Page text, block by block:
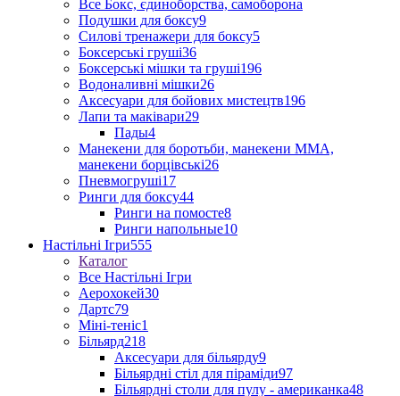
Все Бокс, єдиноборства, самоборона
Подушки для боксу9
Силові тренажери для боксу5
Боксерські груші36
Боксерські мішки та груші196
Водоналивні мішки26
Аксесуари для бойових мистецтв196
Лапи та маківари29
Пады4
Манекени для боротьби, манекени ММА,
манекени борцівські26
Пневмогруші17
Ринги для боксу44
Ринги на помосте8
Ринги напольные10
Настільні Ігри555
Каталог
Все Настільні Ігри
Аерохокей30
Дартс79
Міні-теніс1
Більярд218
Аксесуари для більярду9
Більярдні стіл для піраміди97
Більярдні столи для пулу - американка48